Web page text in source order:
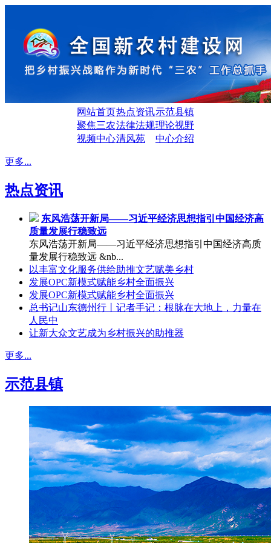
网站首页热点资讯示范县镇
聚焦三农法律法规理论视野
视频中心清风苑 中心介绍
更多...
热点资讯
东风浩荡开新局——习近平经济思想指引中国经济高
质量发展行稳致远
东风浩荡开新局——习近平经济思想指引中国经济高质
量发展行稳致远 &nb...
以丰富文化服务供给助推文艺赋美乡村
发展OPC新模式赋能乡村全面振兴
发展OPC新模式赋能乡村全面振兴
总书记山东德州行丨记者手记：根脉在大地上，力量在
人民中
让新大众文艺成为乡村振兴的助推器
更多...
示范县镇